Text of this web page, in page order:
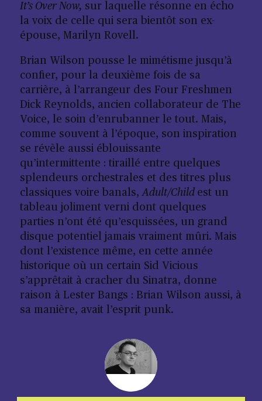
It’s Over Now, sur laquelle résonne en écho
la voix de celle qui sera bientôt son ex-
épouse, Marilyn Rovell.
Brian Wilson pousse le mimétisme jusqu’à
confier, pour la deuxième fois de sa
carrière, à l’arrangeur des Four Freshmen
Dick Reynolds, ancien collaborateur de The
Voice, le soin d’enrubanner le tout. Mais,
comme souvent à l’époque, son inspiration
se révèle aussi éblouissante
qu’intermittente : tiraillé entre quelques
splendeurs orchestrales et des titres plus
classiques voire banals,Adult/Child est un
tableau joliment verni dont quelques
parties n’ont été qu’esquissées, un grand
disque potentiel jamais vraiment mûri. Mais
dont l’existence même, en cette année
historique où un certain Sid Vicious
s’apprêtait à cracher du Sinatra, donne
raison à Lester Bangs : Brian Wilson aussi, à
sa manière, avait l’esprit punk.